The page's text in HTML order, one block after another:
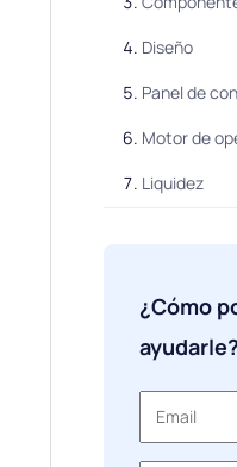
Diseño
Panel de
Motor de
Liquidez
Precio del
¿Cómo
ayudarle?